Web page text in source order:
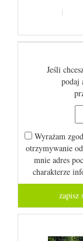
1
Jeśli
podaj
Wyrażam
otrzymywanie
mnie adres
charakterze